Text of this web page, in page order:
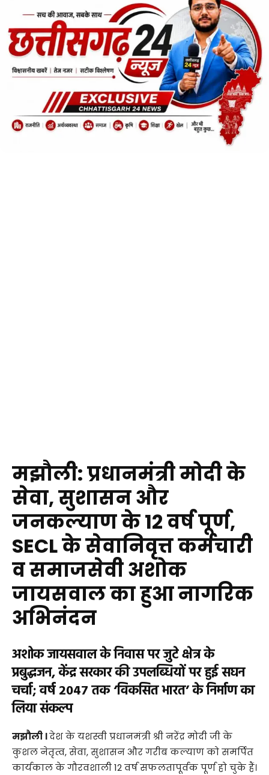
मझौली: प्रधानमंत्री मोदी के
सेवा, सुशासन और
जनकल्याण के 12 वर्ष पूर्ण,
SECL के सेवानिवृत्त कर्मचारी
व समाजसेवी अशोक
जायसवाल का हुआ नागरिक
अभिनंदन
अशोक जायसवाल के निवास पर जुटे क्षेत्र के
प्रबुद्धजन, केंद्र सरकार की उपलब्धियों पर हुई सघन
चर्चा; वर्ष 2047 तक ‘विकसित भारत’ के निर्माण का
लिया संकल्प
मझौली ।देश के यशस्वी प्रधानमंत्री श्री नरेंद्र मोदी जी के
कुशल नेतृत्व, सेवा, सुशासन और गरीब कल्याण को समर्पित
कार्यकाल के गौरवशाली 12 वर्ष सफलतापूर्वक पूर्ण हो चुके हैं।